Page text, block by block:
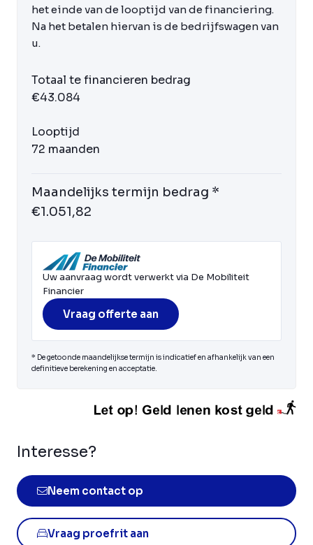
het einde van de looptijd van de financiering.
Na het betalen hiervan is de bedrijfswagen van
u.
Totaal te financieren bedrag
€43.084
Looptijd
72 maanden
Maandelijks termijn bedrag *
€1.051,82
Uw aanvraag wordt verwerkt via De Mobiliteit
Financier
Vraag offerte aan
* De getoonde maandelijkse termijn is indicatief en afhankelijk van een
definitieve berekening en acceptatie.
Interesse?
Neem contact op
Vraag proefrit aan